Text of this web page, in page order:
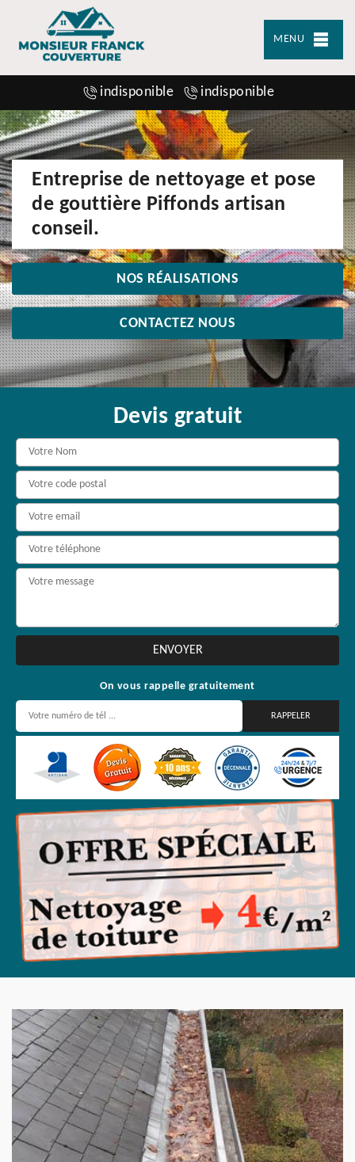
MENU
indisponible indisponible
Entreprise de nettoyage et pose
de gouttière Piffonds artisan
conseil.
NOS RÉALISATIONS
CONTACTEZ NOUS
Devis gratuit
On vous rappelle gratuitement